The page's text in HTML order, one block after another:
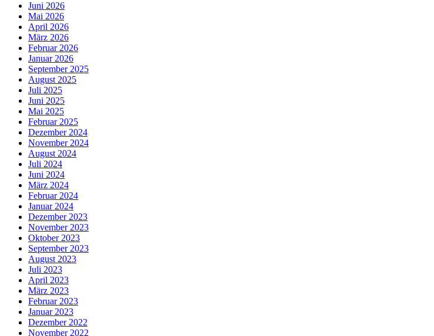
Juni 2026
Mai 2026
April 2026
März 2026
Februar 2026
Januar 2026
September 2025
August 2025
Juli 2025
Juni 2025
Mai 2025
Februar 2025
Dezember 2024
November 2024
August 2024
Juli 2024
Juni 2024
März 2024
Februar 2024
Januar 2024
Dezember 2023
November 2023
Oktober 2023
September 2023
August 2023
Juli 2023
April 2023
März 2023
Februar 2023
Januar 2023
Dezember 2022
November 2022